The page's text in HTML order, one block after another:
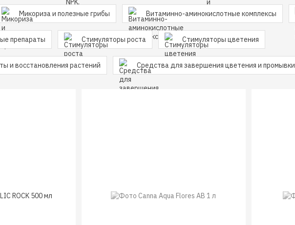
Микориза и полезные грибы Витаминно-аминокислотные комплексы
препараты Стимуляторы роста Стимуляторы цветения
и восстановления растений Средства для завершения цветения и промывки